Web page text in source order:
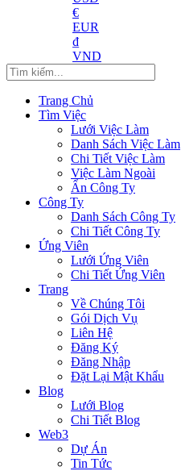
€
EUR
₫
VND
Trang Chủ
Tìm Việc
Lưới Việc Làm
Danh Sách Việc Làm
Chi Tiết Việc Làm
Việc Làm Ngoài
Ẩn Công Ty
Công Ty
Danh Sách Công Ty
Chi Tiết Công Ty
Ứng Viên
Lưới Ứng Viên
Chi Tiết Ứng Viên
Trang
Về Chúng Tôi
Gói Dịch Vụ
Liên Hệ
Đăng Ký
Đăng Nhập
Đặt Lại Mật Khẩu
Blog
Lưới Blog
Chi Tiết Blog
Web3
Dự Án
Tin Tức